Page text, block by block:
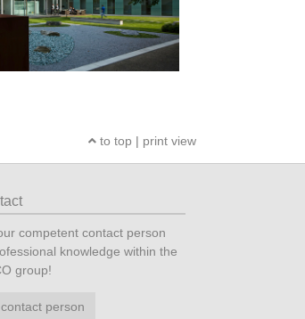
to top | print view
competent contact person
knowledge within the
group!
person